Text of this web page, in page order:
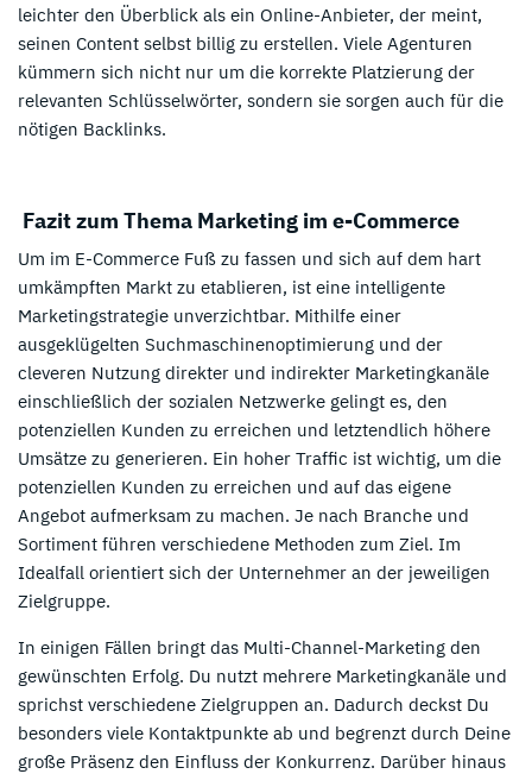
leichter den Überblick als ein Online-Anbieter, der meint,
seinen Content selbst billig zu erstellen. Viele Agenturen
kümmern sich nicht nur um die korrekte Platzierung der
relevanten Schlüsselwörter, sondern sie sorgen auch für die
nötigen Backlinks.
Fazit zum Thema Marketing im e-Commerce
Um im E-Commerce Fuß zu fassen und sich auf dem hart
umkämpften Markt zu etablieren, ist eine intelligente
Marketingstrategie unverzichtbar. Mithilfe einer
ausgeklügelten Suchmaschinenoptimierung und der
cleveren Nutzung direkter und indirekter Marketingkanäle
einschließlich der sozialen Netzwerke gelingt es, den
potenziellen Kunden zu erreichen und letztendlich höhere
Umsätze zu generieren. Ein hoher Traffic ist wichtig, um die
potenziellen Kunden zu erreichen und auf das eigene
Angebot aufmerksam zu machen. Je nach Branche und
Sortiment führen verschiedene Methoden zum Ziel. Im
Idealfall orientiert sich der Unternehmer an der jeweiligen
Zielgruppe.
In einigen Fällen bringt das Multi-Channel-Marketing den
gewünschten Erfolg. Du nutzt mehrere Marketingkanäle und
sprichst verschiedene Zielgruppen an. Dadurch deckst Du
besonders viele Kontaktpunkte ab und begrenzt durch Deine
große Präsenz den Einfluss der Konkurrenz. Darüber hinaus